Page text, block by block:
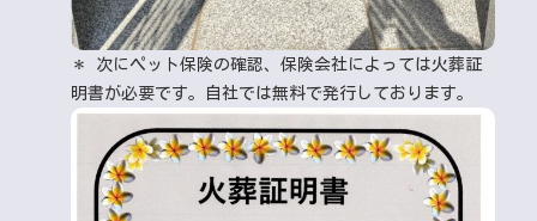
＊ 次にペット保険の確認、保険会社によっては火葬証
明書が必要です。自社では無料で発行しております。